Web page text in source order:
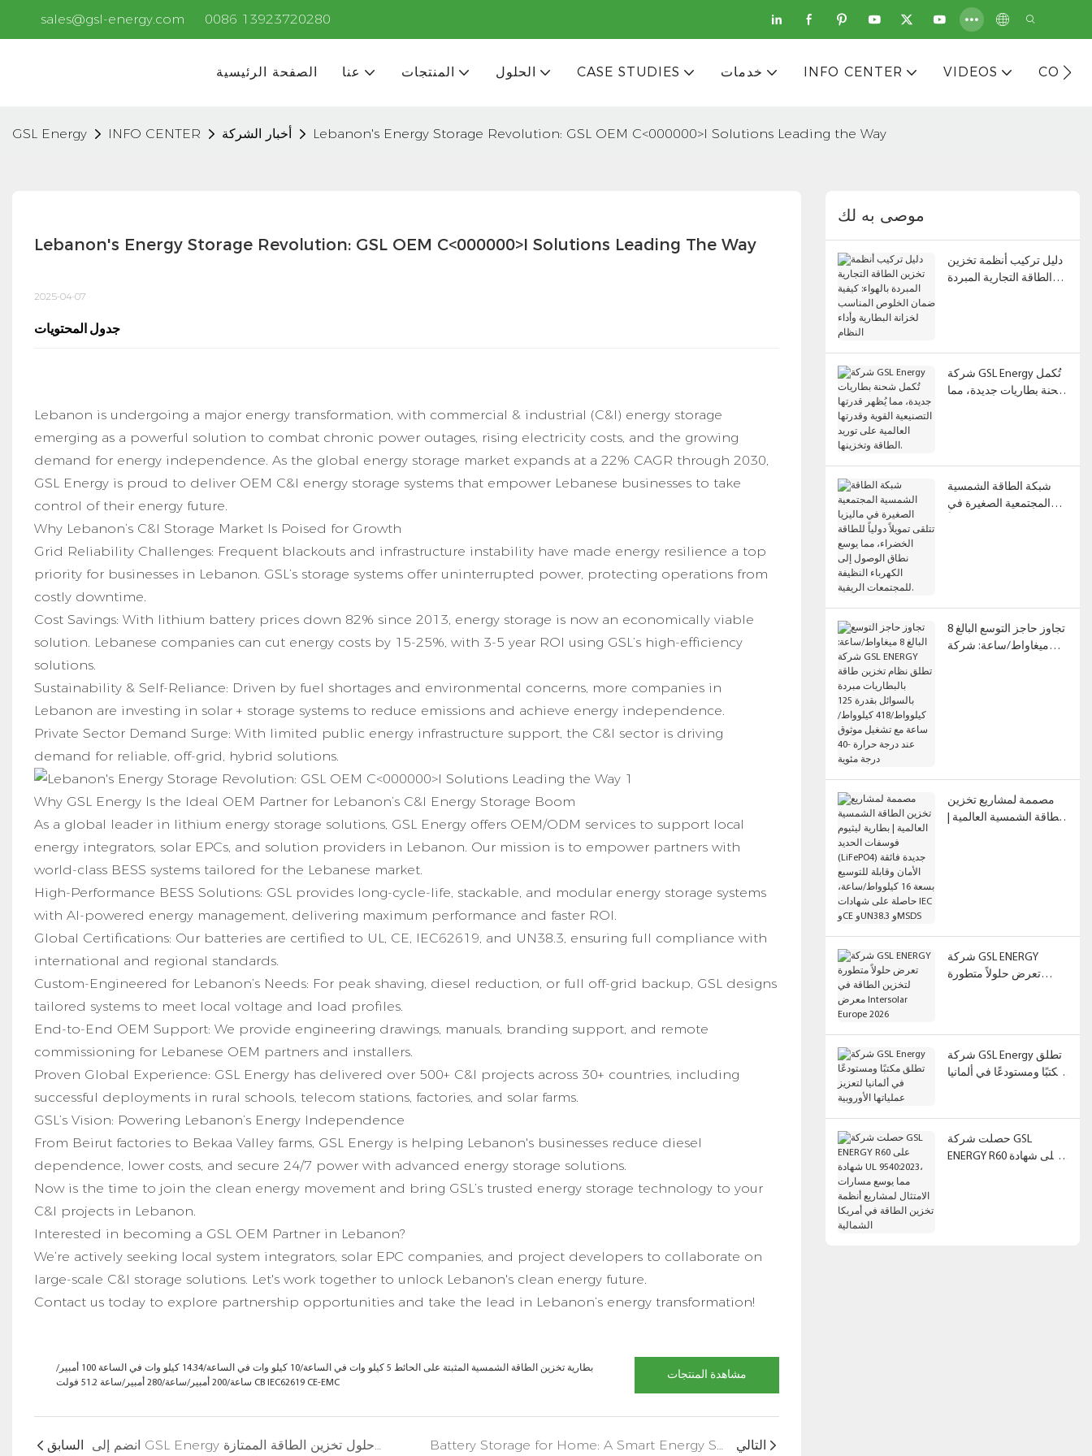
sales@gsl-energy.com 0086 13923720280
الصفحة الرئيسية عنا المنتجات الحلول CASE STUDIES خدمات INFO CENTER VIDEOS
GSL Energy INFO CENTER أخبار الشركة Lebanon's Energy Storage Revolution: GSL OEM C<000000>I Solutions Leading the Way
Lebanon's Energy Storage Revolution: GSL OEM C<000000>I Solutions Leading The Way
2025-04-07
جدول المحتويات
Lebanon is undergoing a major energy transformation, with commercial & industrial (C&I) energy storage
emerging as a powerful solution to combat chronic power outages, rising electricity costs, and the growing
demand for energy independence. As the global energy storage market expands at a 22% CAGR through 2030,
GSL Energy is proud to deliver OEM C&I energy storage systems that empower Lebanese businesses to take
control of their energy future.
Why Lebanon’s C&I Storage Market Is Poised for Growth
Grid Reliability Challenges: Frequent blackouts and infrastructure instability have made energy resilience a top
priority for businesses in Lebanon. GSL’s storage systems offer uninterrupted power, protecting operations from
costly downtime.
Cost Savings: With lithium battery prices down 82% since 2013, energy storage is now an economically viable
solution. Lebanese companies can cut energy costs by 15-25%, with 3-5 year ROI using GSL’s high-efficiency
solutions.
Sustainability & Self-Reliance: Driven by fuel shortages and environmental concerns, more companies in
Lebanon are investing in solar + storage systems to reduce emissions and achieve energy independence.
Private Sector Demand Surge: With limited public energy infrastructure support, the C&I sector is driving
demand for reliable, off-grid, hybrid solutions.
Why GSL Energy Is the Ideal OEM Partner for Lebanon’s C&I Energy Storage Boom
As a global leader in lithium energy storage solutions, GSL Energy offers OEM/ODM services to support local
energy integrators, solar EPCs, and solution providers in Lebanon. Our mission is to empower partners with
world-class BESS systems tailored for the Lebanese market.
High-Performance BESS Solutions: GSL provides long-cycle-life, stackable, and modular energy storage systems
with AI-powered energy management, delivering maximum performance and faster ROI.
Global Certifications: Our batteries are certified to UL, CE, IEC62619, and UN38.3, ensuring full compliance with
international and regional standards.
Custom-Engineered for Lebanon’s Needs: For peak shaving, diesel reduction, or full off-grid backup, GSL designs
tailored systems to meet local voltage and load profiles.
End-to-End OEM Support: We provide engineering drawings, manuals, branding support, and remote
commissioning for Lebanese OEM partners and installers.
Proven Global Experience: GSL Energy has delivered over 500+ C&I projects across 30+ countries, including
successful deployments in rural schools, telecom stations, factories, and solar farms.
GSL’s Vision: Powering Lebanon’s Energy Independence
From Beirut factories to Bekaa Valley farms, GSL Energy is helping Lebanon's businesses reduce diesel
dependence, lower costs, and secure 24/7 power with advanced energy storage solutions.
Now is the time to join the clean energy movement and bring GSL’s trusted energy storage technology to your
C&I projects in Lebanon.
Interested in becoming a GSL OEM Partner in Lebanon?
We’re actively seeking local system integrators, solar EPC companies, and project developers to collaborate on
large-scale C&I storage solutions. Let's work together to unlock Lebanon's clean energy future.
Contact us today to explore partnership opportunities and take the lead in Lebanon’s energy transformation!
بطارية تخزين الطاقة الشمسية المثبتة على الحائط 5 كيلو وات في الساعة/10 كيلو وات في الساعة/14.34 كيلو وات في الساعة 100 أمبير/
ساعة/200 أمبير/ساعة/280 أمبير/ساعة 51.2 فولت CB IEC62619 CE-EMC
مشاهدة المنتجات
السابق التالي
موصى به لك
دليل تركيب أنظمة تخزين
الطاقة التجارية المبردة
شركة GSL Energy تُكمل
شحنة بطاريات جديدة، مما
شبكة الطاقة الشمسية
المجتمعية الصغيرة في
تجاوز حاجز التوسع البالغ 8
ميغاواط/ساعة: شركة
مصممة لمشاريع تخزين
الطاقة الشمسية العالمية |
وUN38.3 وMSDS
شركة GSL ENERGY
تعرض حلولاً متطورة
شركة GSL Energy تطلق
مكتبًا ومستودعًا في ألمانيا
حصلت شركة GSL
ENERGY R60 على شهادة